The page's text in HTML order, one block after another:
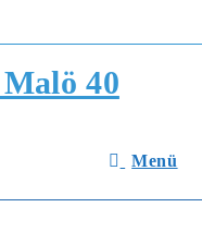
40
Menü